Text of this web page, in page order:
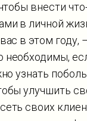
внести
в личной
в этом году,
узнать
улучшить
своих